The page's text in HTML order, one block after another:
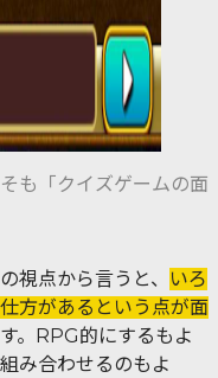
も「クイズゲームの面
視点から言うと、
いろ
方があるという点が面
。RPG的にするもよ
み合わせるのもよ